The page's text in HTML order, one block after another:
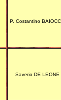
P. Costantino
Saverio DE LEONE